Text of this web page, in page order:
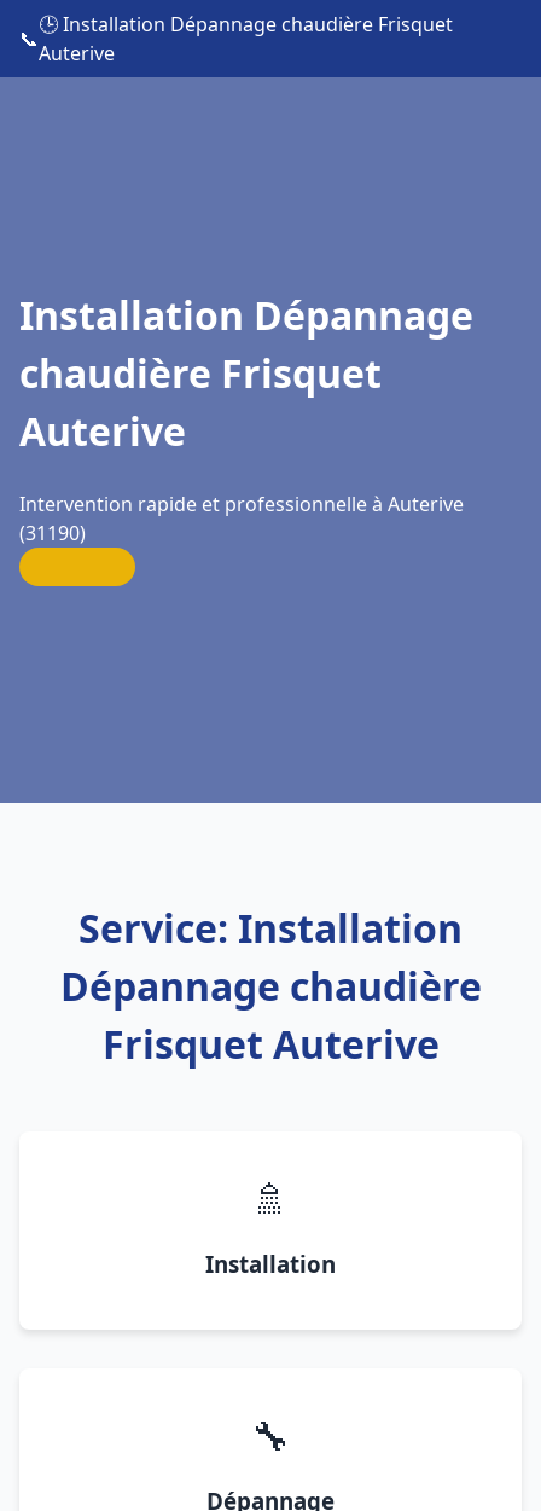
📞
🕒 Installation Dépannage chaudière Frisquet
Auterive
Installation Dépannage
chaudière Frisquet
Auterive
Intervention rapide et professionnelle à Auterive
(31190)
Service: Installation
Dépannage chaudière
Frisquet Auterive
🚿
Installation
🔧
Dépannage